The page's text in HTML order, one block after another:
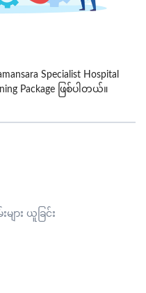
Specialist Hospital
Package ဖြစ်ပါတယ်။
ျား ယူခြင်း